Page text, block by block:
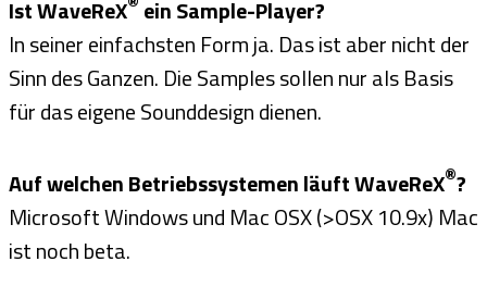
Ist WaveReX ein Sample-Player?
In seiner einfachsten Form ja. Das ist aber nicht der
Sinn des Ganzen. Die Samples sollen nur als Basis
für das eigene Sounddesign dienen.
Auf welchen Betriebssystemen läuft WaveReX®?
Microsoft Windows und Mac OSX (>OSX 10.9x) Mac
ist noch beta.